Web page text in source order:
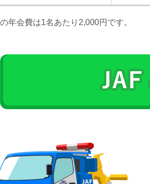
年会費は1名あたり2,000円です。